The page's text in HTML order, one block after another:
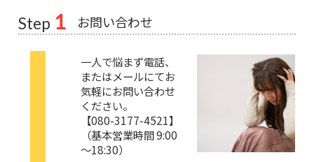
Step 1 お問い合わせ
一人で悩まず電話、
またはメールにてお
気軽にお問い合わせ
ください。
【080-3177-4521】
（基本営業時間 9:00
～18:30）